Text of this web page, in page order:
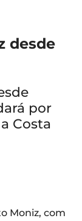
desde
por
Costa
Moniz, com